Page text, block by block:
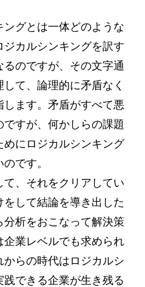
グとは一体どのような
ジカルシンキングを訳す
のですが、その文字通
て、論理的に矛盾なく
ます。矛盾がすべて悪
すが、何かしらの課題
にロジカルシンキング
です。
、それをクリアしてい
をして結論を導き出した
分析をおこなって解決策
企業レベルでも求められ
らの時代はロジカルシ
できる企業が生き残る